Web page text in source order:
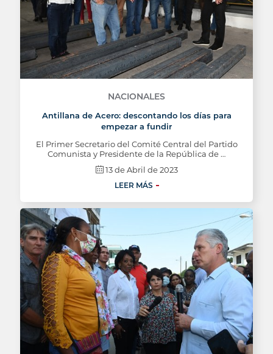
NACIONALES
Antillana de Acero: descontando los días para
empezar a fundir
El Primer Secretario del Comité Central del Partido
Comunista y Presidente de la República de …
13 de Abril de 2023
LEER MÁS